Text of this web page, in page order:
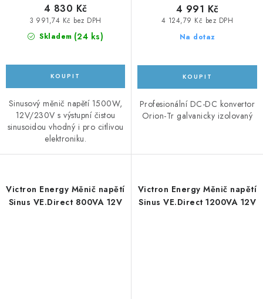
Skladem (24 ks)
3 991,74 Kč bez DPH
4 830 Kč
Sinusový měnič napětí 1500W,
12V/230V s výstupní čistou
sinusoidou vhodný i pro citlivou
elektroniku.
Na dotaz
4 124,79 Kč bez DPH
4 991 Kč
Profesionální DC-DC konvertor
Orion-Tr galvanicky izolovaný
Victron Energy Měnič napětí
Sinus VE.Direct 800VA 12V
Victron Energy Měnič napětí
Sinus VE.Direct 1200VA 12V